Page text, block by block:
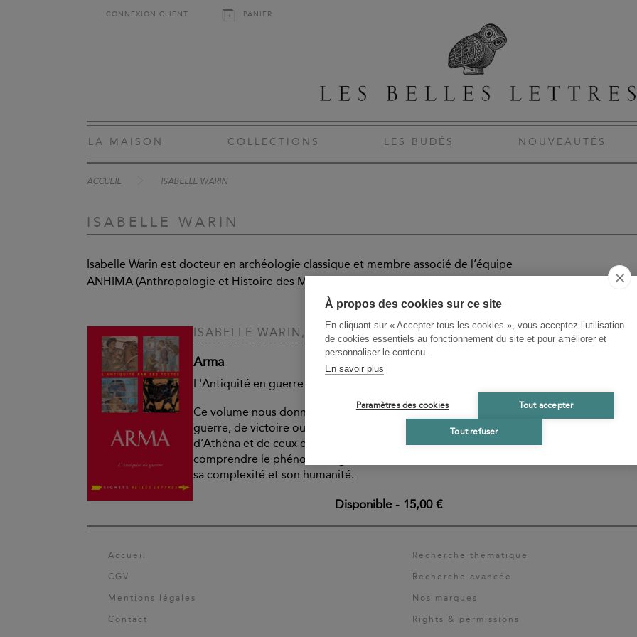
À propos des cookies sur ce site
En cliquant sur « Accepter tous les cookies », vous acceptez l’utilisation
de cookies essentiels au fonctionnement du site et pour améliorer et
personnaliser le contenu.
En savoir plus
Paramètres des cookies Tout accepter
Tout refuser
CONNEXION CLIENT PANIER
LA MAISON COLLECTIONS LES BUDÉS NOUVEAUTÉS
ACCUEIL ISABELLE WARIN
ISABELLE WARIN
Isabelle Warin est docteur en archéologie classique et membre associé de l’équipe
ANHIMA (Anthropologie et Histoire des Mondes Antiques).
ISABELLE WARIN, ESTELLE DEBOUY
Arma
L'Antiquité en guerre
Ce volume nous donne à entendre les cris de
guerre, de victoire ou d’horreur des enfants
d’Athéna et de ceux de Mars et nous aide à
comprendre le phénomène guerrier dans toute
sa complexité et son humanité.
Disponible- 15,00 €
Accueil
CGV
Mentions légales
Contact
Recherche thématique
Recherche avancée
Nos marques
Rights & permissions